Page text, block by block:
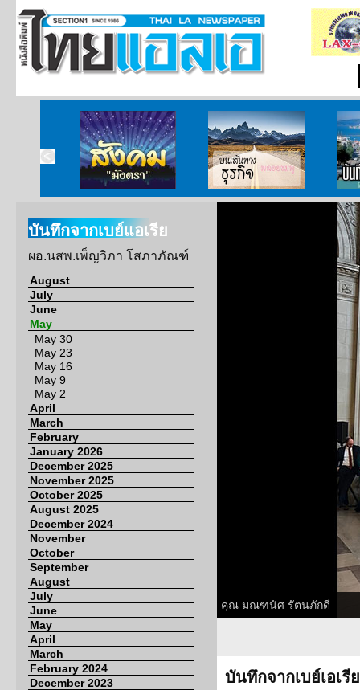
สังคมมังตรา บนเส้นทางธุรกิจ บั
บันทึกจากเบย์แอเรีย
ผอ.นสพ.เพ็ญวิภา โสภาภัณฑ์
August
July
June
May
May 30
May 23
May 16
May 9
May 2
April
March
February
January 2026
December 2025
November 2025
October 2025
August 2025
December 2024
November
October
September
August
July
June
May
April
March
February 2024
December 2023
คุณ มณฑนัศ รัตนภักดี
บันทึกจากเบย์เอเ